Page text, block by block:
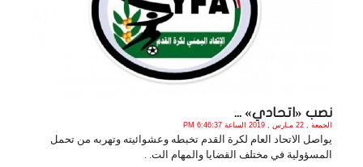
نصب «اتحادي» ...
الجمعة , 22 مـارس , 2019 الساعة 6:46:37 PM
يواصل الاتحاد العام لكرة القدم تخبطه وعشوائيته وتهربه من تحمل
المسؤولية في مختلف القضايا والمهام الت. .